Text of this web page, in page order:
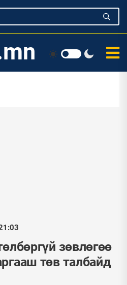
зөвлөгөө
төв талбайд